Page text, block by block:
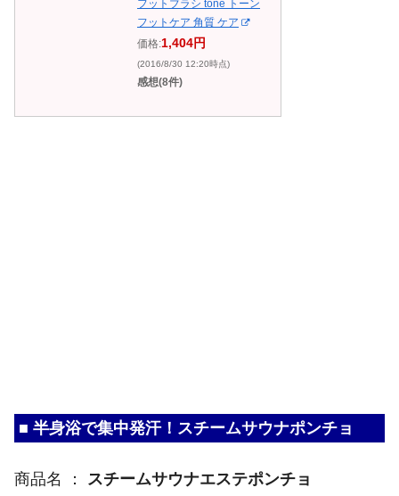
フットブラシ tone トーン
フットケア 角質 ケア
価格:1,404円
(2016/8/30 12:20時点)
感想(8件)
■ 半身浴で集中発汗！スチームサウナポンチョ
商品名 ： スチームサウナエステポンチョ